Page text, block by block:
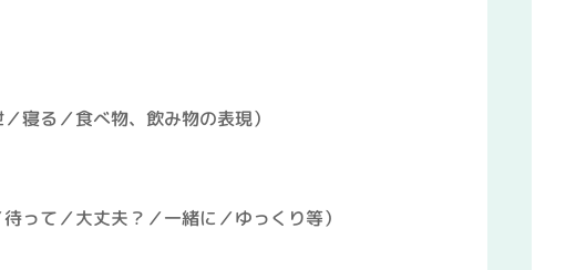
寝る／食べ物、飲み物の表現）
って／大丈夫？／一緒に／ゆっくり等）